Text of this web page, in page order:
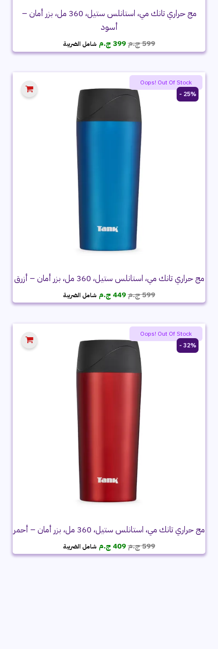
مج حراري تانك مي، استانلس ستيل، 360 مل، بزر أمان –
أسود
599ج.مالسعر
الأصلي
599 ج.م.
399 ج.م السعر
الحالي
399 ج.م.
شامل الضريبة
25% -
مج حراري تانك مي، استانلس ستيل، 360 مل، بزر أمان – أزرق
599ج.مالسعر
الأصلي
599 ج.م.
449 ج.م السعر
الحالي
449 ج.م.
شامل الضريبة
Oops! Out Of Stock
32% -
مج حراري تانك مي، استانلس ستيل، 360 مل، بزر أمان – أحمر
599ج.مالسعر
الأصلي
409 ج.م السعر
الحالي
شامل الضريبة
Oops! Out Of Stock